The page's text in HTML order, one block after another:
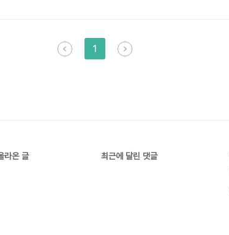
~! 경기도 난임부부 시술비 지원 신청하기 오프라인 신청 방
1
라온 글 최근에 달린 댓글